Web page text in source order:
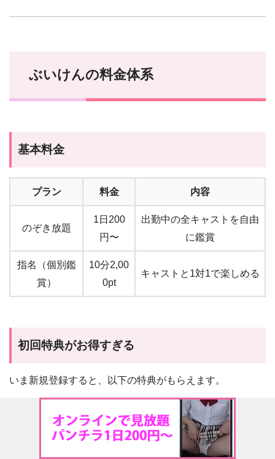
ぶいけんの料金体系
基本料金
プラン 料金 内容
のぞき放題
1日200
円〜
出勤中の全キャストを自由
に鑑賞
指名（個別鑑
賞）
10分2,00
0pt
キャストと1対1で楽しめる
初回特典がお得すぎる
いま新規登録すると、以下の特典がもらえます。
2,000円分の指名券 が無料でもらえる